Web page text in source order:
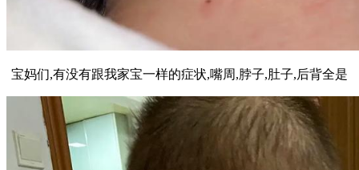
宝妈们,有没有跟我家宝一样的症状,嘴周,脖子,肚子,后背全是